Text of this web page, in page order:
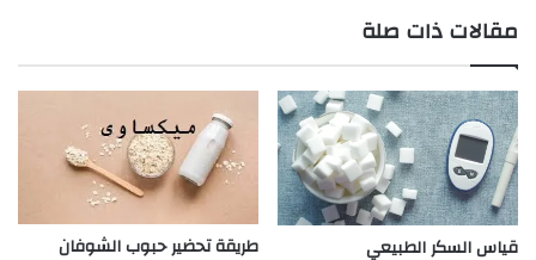
مقالات ذات صلة
قياس السكر الطبيعي طريقة تحضير حبوب الشوفان